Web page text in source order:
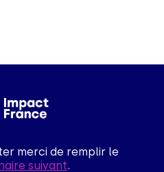
merci de remplir le
suivant.